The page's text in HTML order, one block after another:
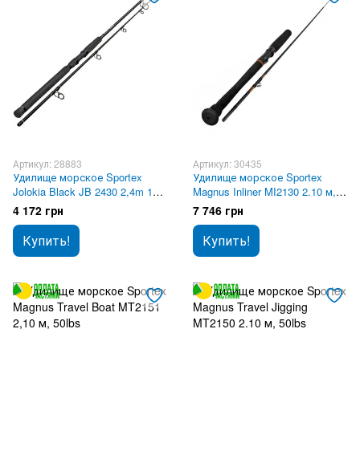
Артикул: 28883
Удилище морское Sportex
Jolokia Black JB 2430 2,4m 190-
400g
4 172 грн
Купить!
Артикул: 30435
Удилище морское Sportex
Magnus Inliner MI2130 2.10 м,
30lbs
7 746 грн
Купить!